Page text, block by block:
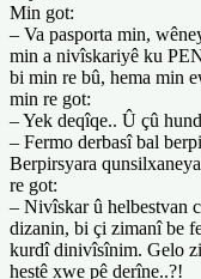
Min got:
– Va pasporta min,
min a nivîskariyê ku
bi min re bû, hema min
min re got:
– Yek deqîqe.. Û çû
– Fermo derbasî bal
Berpirsyara
re got:
– Nivîskar û helbestvan
dizanin, bi çi zimanî be
kurdî dinivîsînim. Gelo
hestê xwe pê derîne..?!